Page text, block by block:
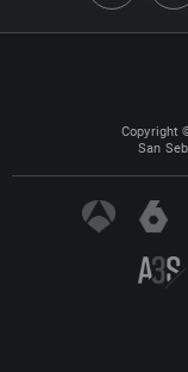
Copyright
San